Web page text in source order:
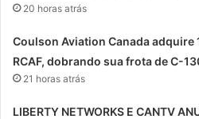
20 horas atrás
Coulson Aviation Canada adquire
RCAF, dobrando sua frota de C-
21 horas atrás
LIBERTY NETWORKS E CANTV